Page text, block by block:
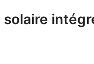
solaire